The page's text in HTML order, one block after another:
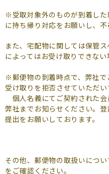
※受取対象外のものが到着し
に持ち帰り対応をお願いし、
また、宅配物に関しては保管
によってはお受け取りできない
※郵便物の到着時点で、弊社
受け取りを拒否させていただい
個人名義にてご契約された
弊社までお知らせください。登
提出をお願いしております。
その他、郵便物の取扱いにつ
をご確認ください。